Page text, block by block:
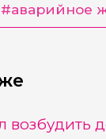
#аварийное
возбудить